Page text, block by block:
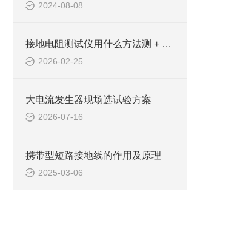
2024-08-08
接地电阻测试仪用什么方法测 + 合格标准 + 简单操作步骤
2026-02-25
大电流发生器现场选试验方案
2026-07-16
携带型短路接地线的作用及原理
2025-03-06